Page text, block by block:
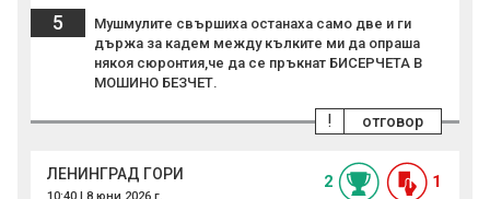
5
Мушмулите свършиха останаха само две и ги
държа за кадем между кълките ми да опраша
някоя сюронтия,че да се пръкнат БИСЕРЧЕТА В
МОШИНО БЕЗЧЕТ.
отговор
!
ЛЕНИНГРАД ГОРИ 2 1